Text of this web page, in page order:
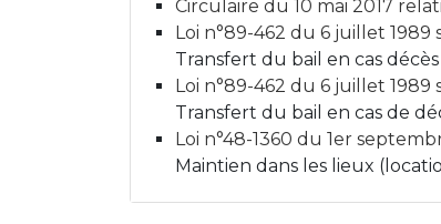
Circulaire du 10 mai 2017
Loi n°89-462 du 6 juillet 1989
Transfert du bail en cas décès
Loi n°89-462 du 6 juillet
Transfert du bail en cas de
Loi n°48-1360 du 1er
Maintien dans les lieux